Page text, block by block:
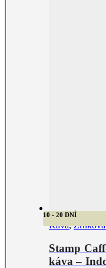
10 - 20 DNÍ
Káva,
Stamp
káva –